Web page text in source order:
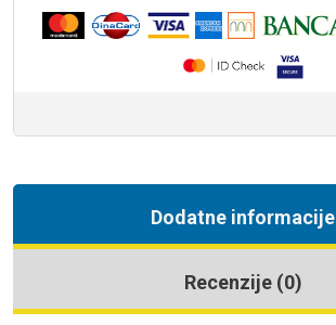
vlage
Dodatne informacije
Recenzije (0)